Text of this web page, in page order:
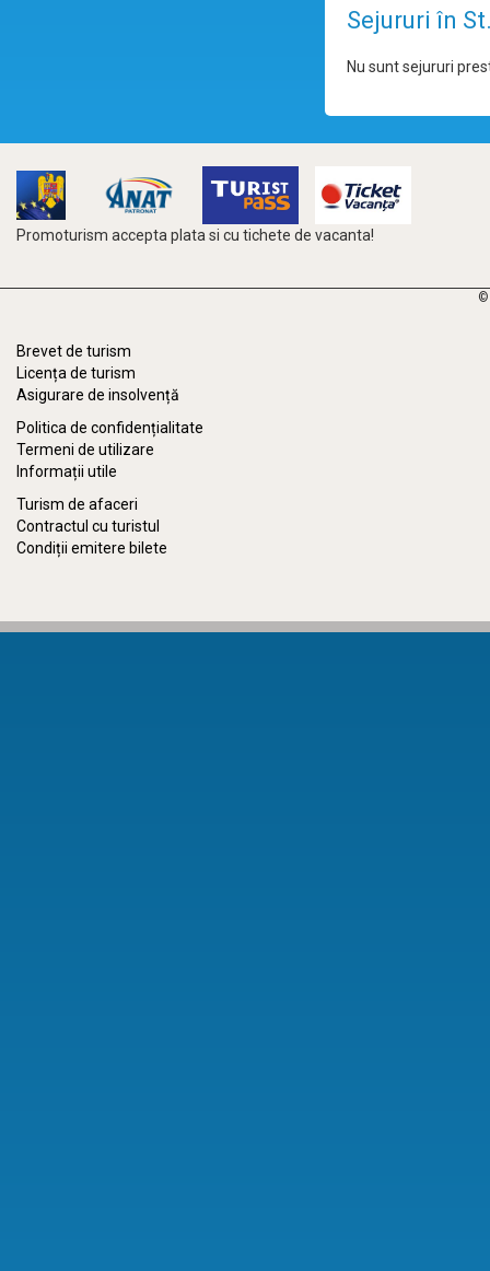
Sejururi în
Nu sunt sejururi
Promoturism accepta plata si cu tichete de vacanta!
©
Brevet de turism
Licența de turism
Asigurare de insolvență
Politica de confidențialitate
Termeni de utilizare
Informații utile
Turism de afaceri
Contractul cu turistul
Condiții emitere bilete